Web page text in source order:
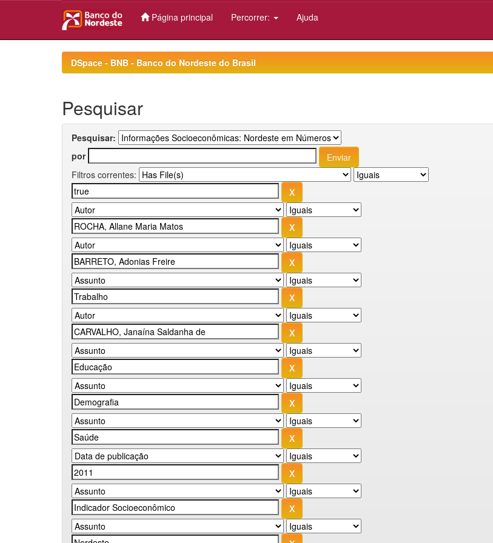
Página principal Percorrer: Ajuda
DSpace - BNB - Banco do Nordeste do Brasil
Pesquisar
Pesquisar:
por
Filtros correntes: